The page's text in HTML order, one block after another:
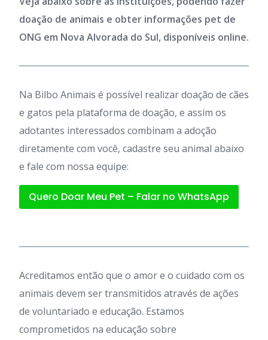
doação de animais e obter informações pet de
ONG em Nova Alvorada do Sul, disponíveis online.
Na Bilbo Animais é possível realizar doação de cães
e gatos pela plataforma de doação, e assim os
adotantes interessados combinam a adoção
diretamente com você, cadastre seu animal abaixo
e fale com nossa equipe:
Quero Doar Meu Pet – Falar no WhatsApp
Acreditamos então que o amor e o cuidado com os
animais devem ser transmitidos através de ações
de voluntariado e educação. Estamos
comprometidos na educação sobre